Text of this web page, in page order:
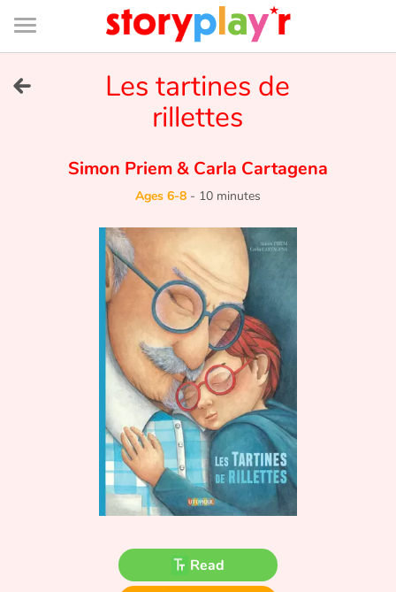
Connexion
Bibliothèque
de
page
Try for free
Tales and classics in french
Fable, myth, literature and poetry
Princesses and princes, kings, queens and dragons
Ogres, monsters and witches
Ecology, nature, seasons
Les tartines de
rillettes
Simon Priem& Carla Cartagena
Ages 6-8 - 10 minutes
Read